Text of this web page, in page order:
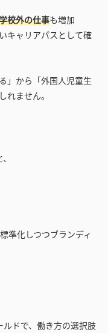
校外の仕事も増加
キャリアパスとして確
」から「外国人児童生
れません。
準化しつつブランディ
ドで、働き方の選択肢